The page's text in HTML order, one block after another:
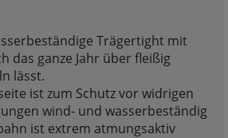
Trägertight mit
das ganze Jahr über fleißig
lässt.
ist zum Schutz vor widrigen
wind- und wasserbeständig
ist extrem atmungsaktiv